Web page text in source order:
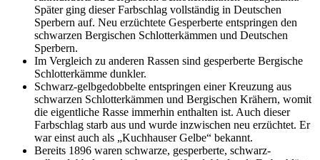
Später ging dieser Farbschlag vollständig in Deutschen
Sperbern auf. Neu erzüchtete Gesperberte entspringen den
schwarzen Bergischen Schlotterkämmen und Deutschen
Sperbern.
Im Vergleich zu anderen Rassen sind gesperberte Bergische
Schlotterkämme dunkler.
Schwarz-gelbgedobbelte entspringen einer Kreuzung aus
schwarzen Schlotterkämmen und Bergischen Krähern, womit
die eigentliche Rasse immerhin enthalten ist. Auch dieser
Farbschlag starb aus und wurde inzwischen neu erzüchtet. Er
war einst auch als „Kuchhauser Gelbe“ bekannt.
Bereits 1896 waren schwarze, gesperberte, schwarz-